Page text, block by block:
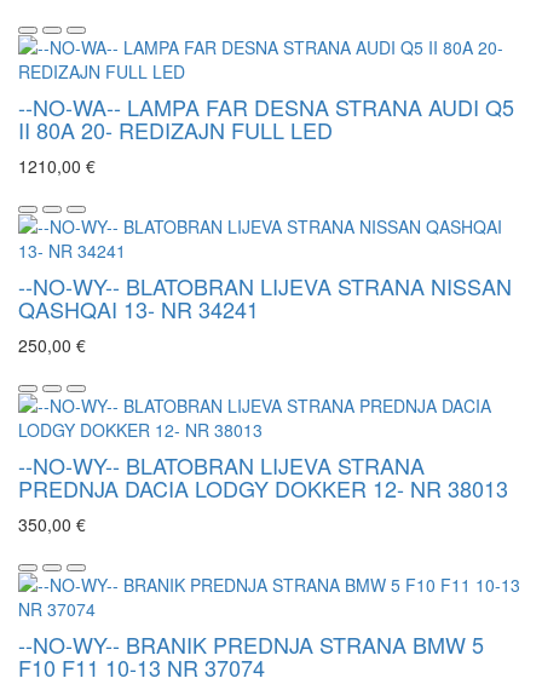
--NO-WA-- LAMPA FAR DESNA STRANA AUDI Q5
II 80A 20- REDIZAJN FULL LED
1210,00 €
--NO-WY-- BLATOBRAN LIJEVA STRANA NISSAN
QASHQAI 13- NR 34241
250,00 €
--NO-WY-- BLATOBRAN LIJEVA STRANA
PREDNJA DACIA LODGY DOKKER 12- NR 38013
350,00 €
--NO-WY-- BRANIK PREDNJA STRANA BMW 5
F10 F11 10-13 NR 37074